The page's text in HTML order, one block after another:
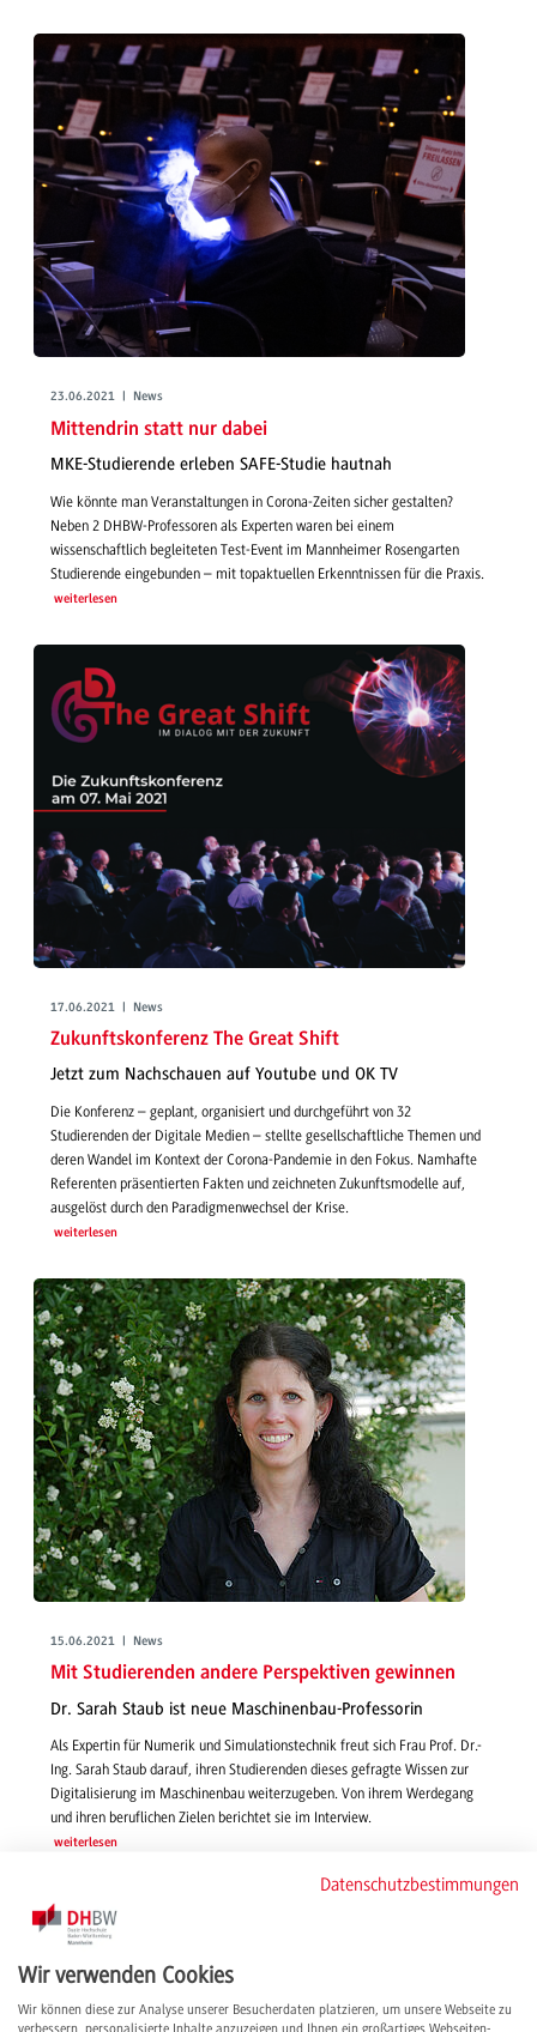
23.06.2021 | News
Mittendrin statt nur dabei
MKE-Studierende erleben SAFE-Studie hautnah
Wie könnte man Veranstaltungen in Corona-Zeiten sicher gestalten?
Neben 2 DHBW-Professoren als Experten waren bei einem
wissenschaftlich begleiteten Test-Event im Mannheimer Rosengarten
Studierende eingebunden – mit topaktuellen Erkenntnissen für die Praxis.
weiterlesen
17.06.2021 | News
Zukunftskonferenz The Great Shift
Jetzt zum Nachschauen auf Youtube und OK TV
Die Konferenz – geplant, organisiert und durchgeführt von 32
Studierenden der Digitale Medien – stellte gesellschaftliche Themen und
deren Wandel im Kontext der Corona-Pandemie in den Fokus. Namhafte
Referenten präsentierten Fakten und zeichneten Zukunftsmodelle auf,
ausgelöst durch den Paradigmenwechsel der Krise.
weiterlesen
15.06.2021 | News
Mit Studierenden andere Perspektiven gewinnen
Dr. Sarah Staub ist neue Maschinenbau-Professorin
Als Expertin für Numerik und Simulationstechnik freut sich Frau Prof. Dr.-
Ing. Sarah Staub darauf, ihren Studierenden dieses gefragte Wissen zur
Digitalisierung im Maschinenbau weiterzugeben. Von ihrem Werdegang
und ihren beruflichen Zielen berichtet sie im Interview.
weiterlesen
Datenschutzbestimmungen
Wir verwenden Cookies
Wir können diese zur Analyse unserer Besucherdaten platzieren, um unsere Webseite zu
verbessern, personalisierte Inhalte anzuzeigen und Ihnen ein großartiges Webseiten-